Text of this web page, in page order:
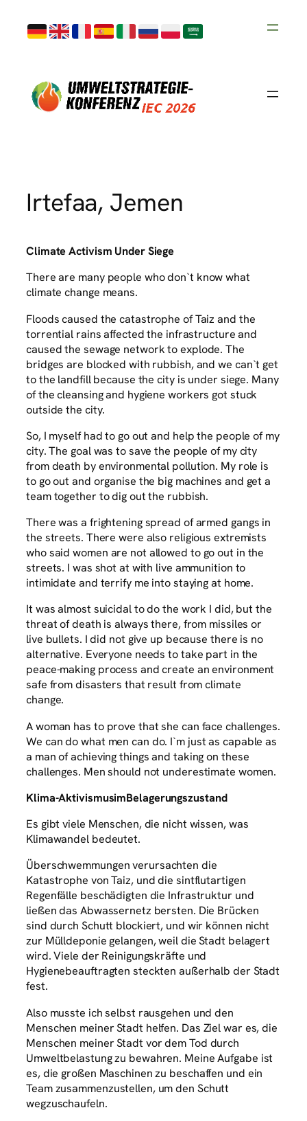
content
Irtefaa, Jemen
Climate Activism Under Siege
There are many people who don`t know what
climate change means.
Floods caused the catastrophe of Taiz and the
torrential rains affected the infrastructure and
caused the sewage network to explode. The
bridges are blocked with rubbish, and we can`t get
to the landfill because the city is under siege. Many
of the cleansing and hygiene workers got stuck
outside the city.
So, I myself had to go out and help the people of my
city. The goal was to save the people of my city
from death by environmental pollution. My role is
to go out and organise the big machines and get a
team together to dig out the rubbish.
There was a frightening spread of armed gangs in
the streets. There were also religious extremists
who said women are not allowed to go out in the
streets. I was shot at with live ammunition to
intimidate and terrify me into staying at home.
It was almost suicidal to do the work I did, but the
threat of death is always there, from missiles or
live bullets. I did not give up because there is no
alternative. Everyone needs to take part in the
peace-making process and create an environment
safe from disasters that result from climate
change.
A woman has to prove that she can face challenges.
We can do what men can do. I`m just as capable as
a man of achieving things and taking on these
challenges. Men should not underestimate women.
Klima-AktivismusimBelagerungszustand
Es gibt viele Menschen, die nicht wissen, was
Klimawandel bedeutet.
Überschwemmungen verursachten die
Katastrophe von Taiz, und die sintflutartigen
Regenfälle beschädigten die Infrastruktur und
ließen das Abwassernetz bersten. Die Brücken
sind durch Schutt blockiert, und wir können nicht
zur Mülldeponie gelangen, weil die Stadt belagert
wird. Viele der Reinigungskräfte und
Hygienebeauftragten steckten außerhalb der Stadt
fest.
Also musste ich selbst rausgehen und den
Menschen meiner Stadt helfen. Das Ziel war es, die
Menschen meiner Stadt vor dem Tod durch
Umweltbelastung zu bewahren. Meine Aufgabe ist
es, die großen Maschinen zu beschaffen und ein
Team zusammenzustellen, um den Schutt
wegzuschaufeln.